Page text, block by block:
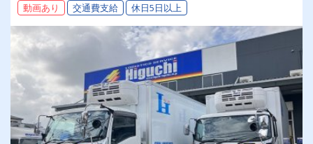
動画あり 交通費支給 休日5日以上